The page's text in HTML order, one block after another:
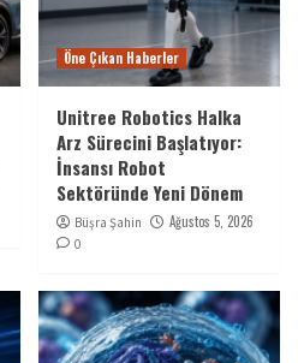
Öne Çıkan Haberler
Unitree Robotics Halka
Arz Sürecini Başlatıyor:
İnsansı Robot
Sektöründe Yeni Dönem
Büşra Şahin Ağustos 5, 2026
0